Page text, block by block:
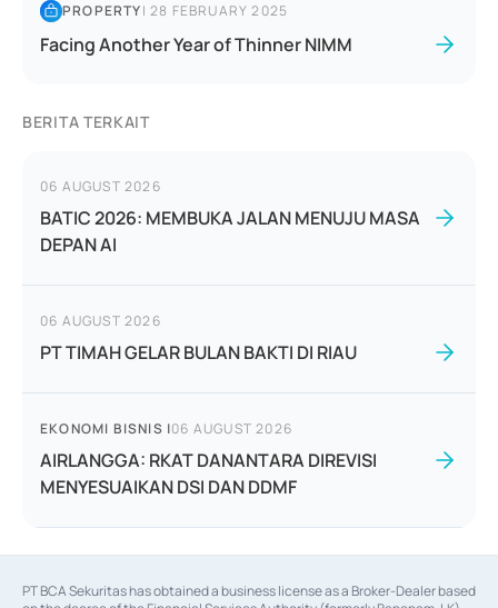
PROPERTY|28 FEBRUARY 2025
Facing Another Year of Thinner NIMM
BERITA TERKAIT
06 AUGUST 2026
BATIC 2026: MEMBUKA JALAN MENUJU MASA
DEPAN AI
06 AUGUST 2026
PT TIMAH GELAR BULAN BAKTI DI RIAU
EKONOMI BISNIS |06 AUGUST 2026
AIRLANGGA: RKAT DANANTARA DIREVISI
MENYESUAIKAN DSI DAN DDMF
PT BCA Sekuritas has obtained a business license as a Broker-Dealer based